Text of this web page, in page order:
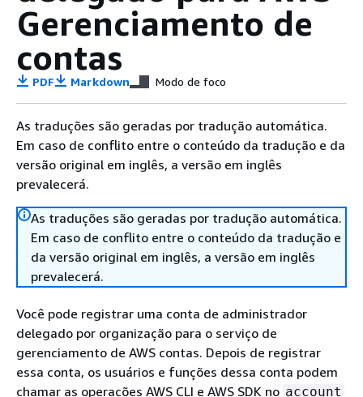
Gerenciamento de
contas
PDF Markdown Modo de foco
As traduções são geradas por tradução automática.
Em caso de conflito entre o conteúdo da tradução e da
versão original em inglês, a versão em inglês
prevalecerá.
As traduções são geradas por tradução automática.
Em caso de conflito entre o conteúdo da tradução e
da versão original em inglês, a versão em inglês
prevalecerá.
Você pode registrar uma conta de administrador
delegado por organização para o serviço de
gerenciamento de AWS contas. Depois de registrar
essa conta, os usuários e funções dessa conta podem
chamar as operações AWS CLI e AWS SDK no account